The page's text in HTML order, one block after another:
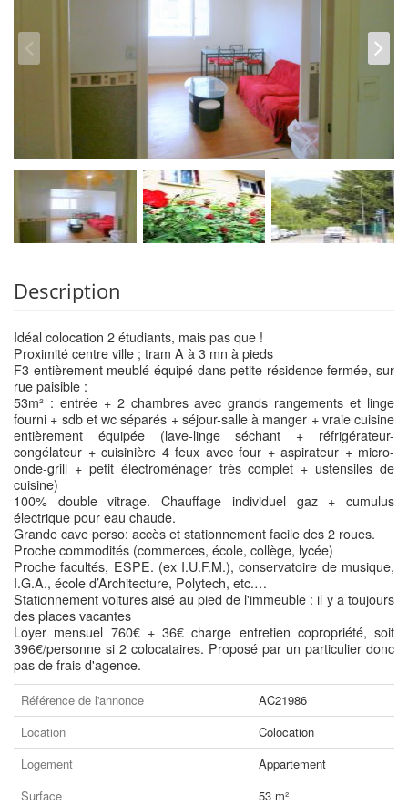
Description
Idéal colocation 2 étudiants, mais pas que !
Proximité centre ville ; tram A à 3 mn à pieds
F3 entièrement meublé-équipé dans petite résidence fermée, sur
rue paisible :
53m² : entrée + 2 chambres avec grands rangements et linge
fourni + sdb et wc séparés + séjour-salle à manger + vraie cuisine
entièrement équipée (lave-linge séchant + réfrigérateur-
congélateur + cuisinière 4 feux avec four + aspirateur + micro-
onde-grill + petit électroménager très complet + ustensiles de
cuisine)
100% double vitrage. Chauffage individuel gaz + cumulus
électrique pour eau chaude.
Grande cave perso: accès et stationnement facile des 2 roues.
Proche commodités (commerces, école, collège, lycée)
Proche facultés, ESPE. (ex I.U.F.M.), conservatoire de musique,
I.G.A., école d’Architecture, Polytech, etc.…
Stationnement voitures aisé au pied de l'immeuble : il y a toujours
des places vacantes
Loyer mensuel 760€ + 36€ charge entretien copropriété, soit
396€/personne si 2 colocataires. Proposé par un particulier donc
pas de frais d'agence.
Référence de l'annonce
AC21986
Location
Colocation
Logement
Appartement
Surface
53 m²